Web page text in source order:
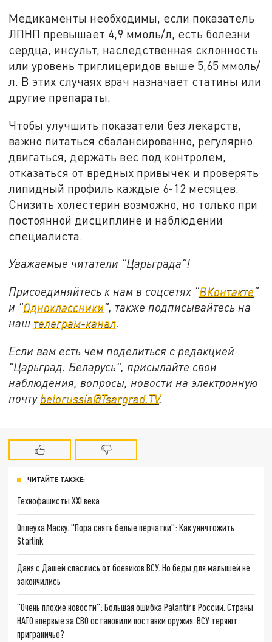
Медикаменты необходимы, если показатель
ЛПНП превышает 4,9 ммоль/л, есть болезни
сердца, инсульт, наследственная склонность
или уровень триглицеридов выше 5,65 ммоль/
л. В этих случаях врач назначает статины или
другие препараты.
Чтобы улучшить показатели без лекарств,
важно питаться сбалансированно, регулярно
двигаться, держать вес под контролем,
отказаться от вредных привычек и проверять
липидный профиль каждые 6-12 месяцев.
Снизить холестерин возможно, но только при
постоянной дисциплине и наблюдении
специалиста.
Уважаемые читатели "Царьграда"!
Присоединяйтесь к нам в соцсетях "ВКонтакте"
и "Одноклассники", также подписывайтесь на
наш телеграм-канал.
Если вам есть чем поделиться с редакцией
"Царьград. Беларусь", присылайте свои
наблюдения, вопросы, новости на электронную
почту belorussia@Tsargrad.TV.
ЧИТАЙТЕ ТАКЖЕ:
Технофашисты XXI века
Оплеуха Маску. "Пора снять белые перчатки": Как уничтожить
Starlink
Даня с Дашей спаслись от боевиков ВСУ. Но беды для малышей не
закончились
"Очень плохие новости": Большая ошибка Palantir в России. Страны
НАТО впервые за СВО остановили поставки оружия. ВСУ теряют
приграничье?